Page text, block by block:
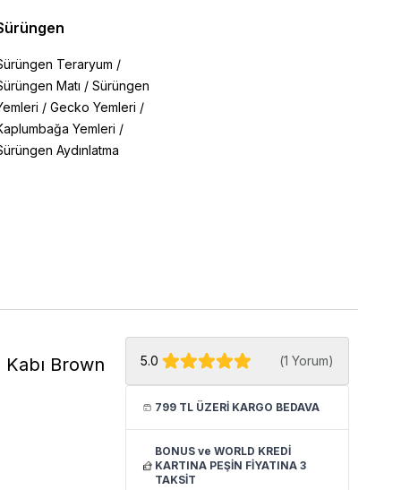
Teraryum /
Matı / Sürüngen
/ Gecko Yemleri /
Yemleri /
Aydınlatma
Brown
5.0 (1 Yorum)
799 TL ÜZERİ KARGO BEDAVA
BONUS ve WORLD KREDİ
KARTINA PEŞİN FİYATINA 3
TAKSİT